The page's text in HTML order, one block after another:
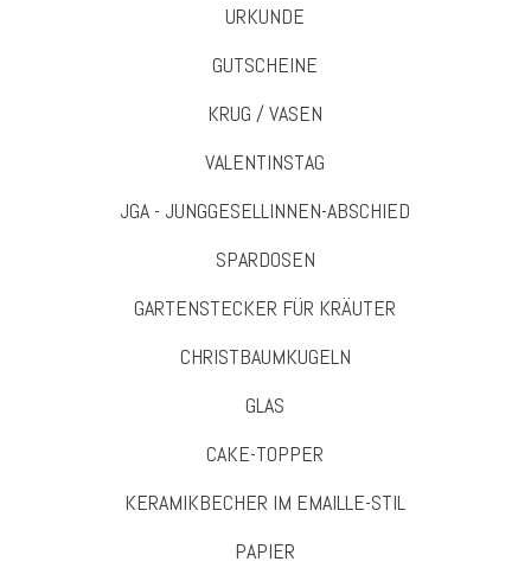
URKUNDE
GUTSCHEINE
KRUG / VASEN
VALENTINSTAG
JGA - JUNGGESELLINNEN-ABSCHIED
SPARDOSEN
GARTENSTECKER FÜR KRÄUTER
CHRISTBAUMKUGELN
GLAS
CAKE-TOPPER
KERAMIKBECHER IM EMAILLE-STIL
PAPIER